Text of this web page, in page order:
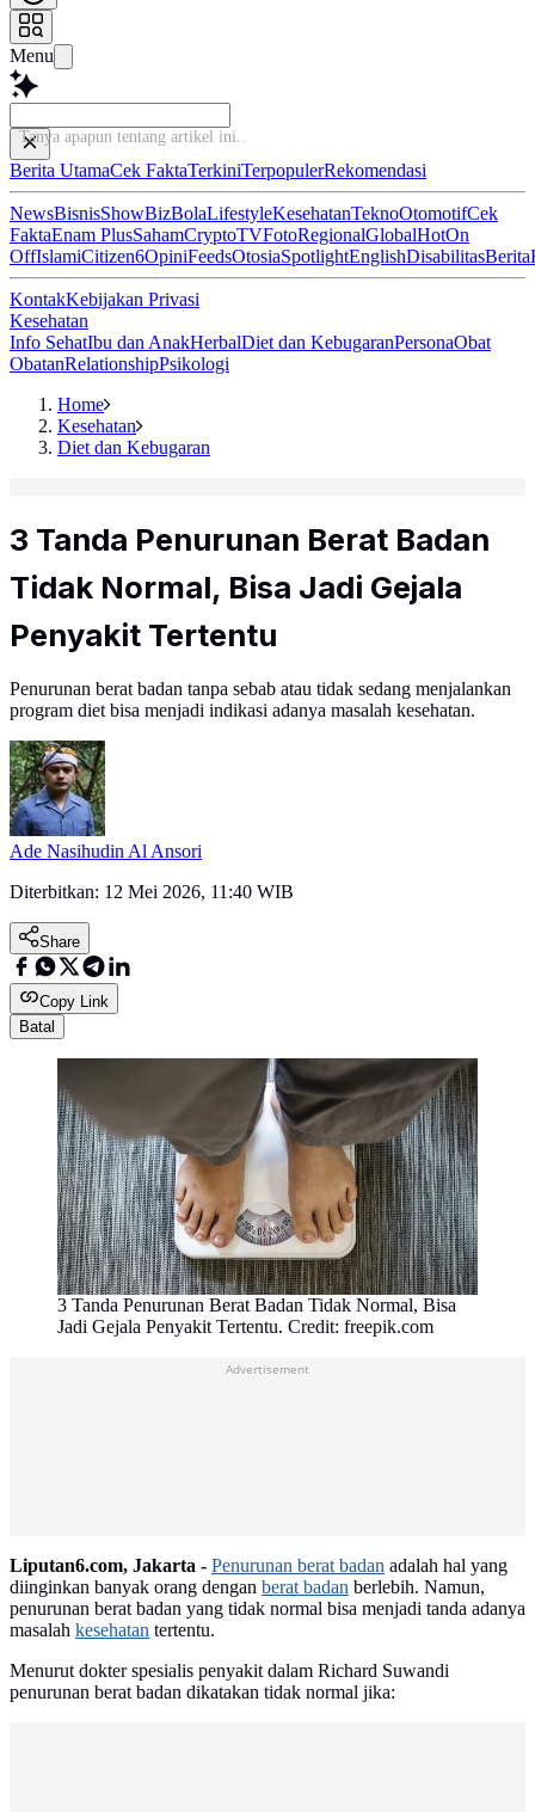
Menu
Tanya apapun tentang artikel
Berita UtamaCek FaktaTerkiniTerpopulerRekomendasi
NewsBisnisShowBizBolaLifestyleKesehatanTeknoOtomotifCek
FaktaEnam PlusSahamCryptoTVFotoRegionalGlobalHotOn
OffIslamiCitizen6OpiniFeedsOtosiaSpotlightEnglishDisabilitasBerita
KontakKebijakan Privasi
Kesehatan
Info SehatIbu dan AnakHerbalDiet dan KebugaranPersonaObat
ObatanRelationshipPsikologi
Home
Kesehatan
Diet dan Kebugaran
3 Tanda Penurunan Berat Badan
Tidak Normal, Bisa Jadi Gejala
Penyakit Tertentu
Penurunan berat badan tanpa sebab atau tidak sedang menjalankan
program diet bisa menjadi indikasi adanya masalah kesehatan.
Ade Nasihudin Al Ansori
Diterbitkan: 12 Mei 2026, 11:40 WIB
Share
Copy Link
Batal
3 Tanda Penurunan Berat Badan Tidak Normal, Bisa
Jadi Gejala Penyakit Tertentu. Credit: freepik.com
Advertisement
Liputan6.com, Jakarta - Penurunan berat badan adalah hal yang
diinginkan banyak orang dengan berat badan berlebih. Namun,
penurunan berat badan yang tidak normal bisa menjadi tanda adanya
masalah kesehatan tertentu.
Menurut dokter spesialis penyakit dalam Richard Suwandi
penurunan berat badan dikatakan tidak normal jika: